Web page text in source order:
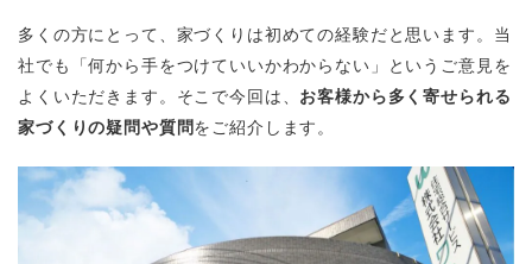
多くの方にとって、家づくりは初めての経験だと思います。当
社でも「何から手をつけていいかわからない」というご意見を
よくいただきます。そこで今回は、 お客様から多く寄せられる
家づくりの疑問や質問をご紹介します。